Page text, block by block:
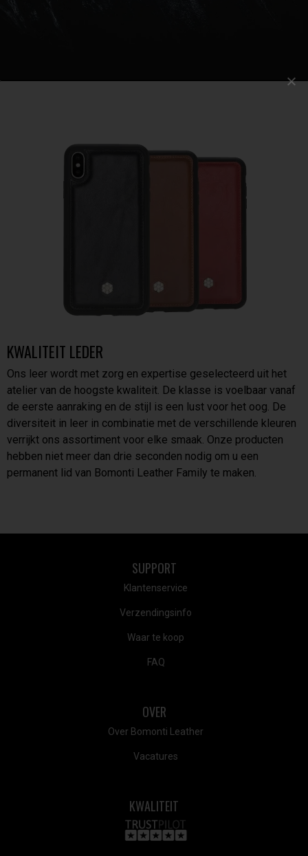
KWALITEIT LEDER
Ons leer wordt met zorg en expertise geselecteerd uit het
atelier van de hoogste kwaliteit. De klasse is voelbaar vanaf
de eerste aanraking en de stijl is een lust voor het oog. De
diversiteit in leer in combinatie met de verschillende kleuren
verrijkt ons assortiment voor elke smaak. Onze producten
hebben niet meer dan drie seconden nodig om u een
permanent lid van Bomonti Leather Family te maken.
SUPPORT
Klantenservice
Verzendingsinfo
Waar te koop
FAQ
OVER
Over Bomonti Leather
Vacatures
KWALITEIT